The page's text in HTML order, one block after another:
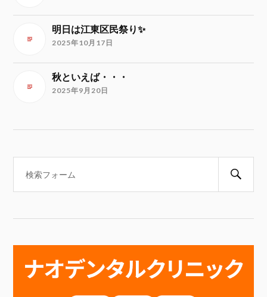
明日は江東区民祭り✨
2025年10月17日
秋といえば・・・
2025年9月20日